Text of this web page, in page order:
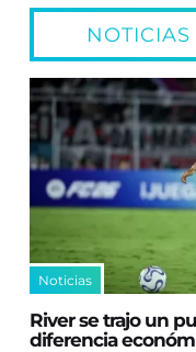
Noticias
River se trajo un
diferencia